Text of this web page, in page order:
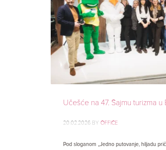
Učešće na 47. Sajmu turizma
20.02.2026 BY OFFICE
Pod sloganom „Jedno putovanje, hiljadu